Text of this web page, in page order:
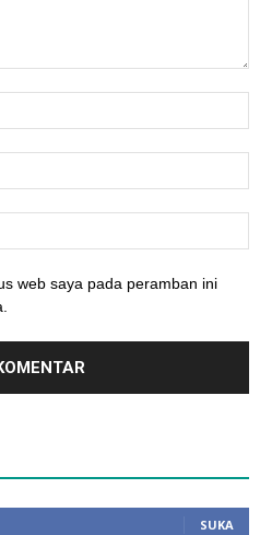
web saya pada peramban ini
SUKA